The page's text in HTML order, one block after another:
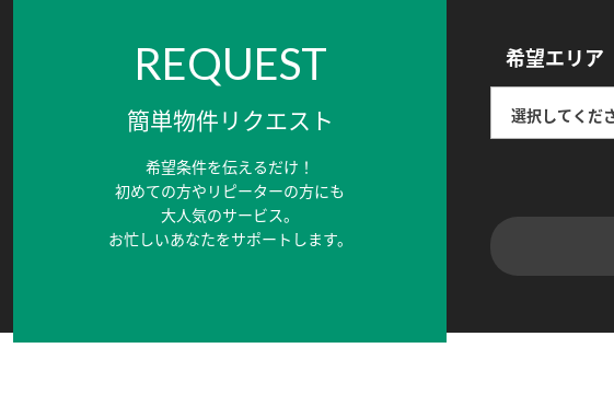
REQUEST
簡単物件リクエスト
希望条件を伝えるだけ！
初めての方やリピーターの方にも
大人気のサービス。
お忙しいあなたをサポートします。
希望エリア